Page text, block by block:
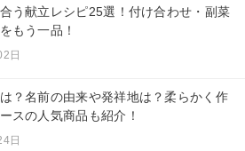
う献立レシピ25選！付け合わせ・副菜
もう一品！
日
？名前の由来や発祥地は？柔らかく作
スの人気商品も紹介！
日